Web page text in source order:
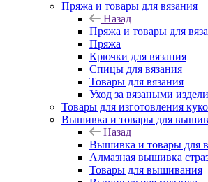
Пряжа и товары для вязания
Назад
Пряжа и товары для
Пряжа
Крючки для вязания
Спицы для вязания
Товары для вязания
Уход за вязаными
Товары для изготовления
Вышивка и товары для
Назад
Вышивка и товары для
Алмазная вышивка
Товары для вышивания